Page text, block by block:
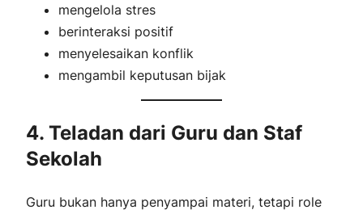
mengelola stres
berinteraksi positif
menyelesaikan konflik
mengambil keputusan bijak
4. Teladan dari Guru dan Staf
Sekolah
Guru bukan hanya penyampai materi, tetapi role